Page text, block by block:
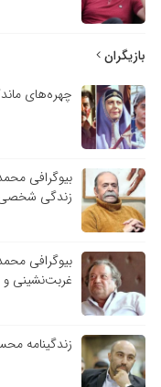
بازیگران
چهره‌های
بیوگرافی
زندگی
بیوگرافی
غربت‌نشینی و
زندگینامه